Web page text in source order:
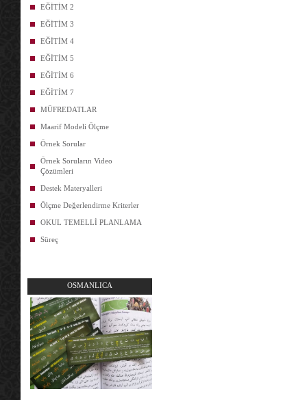
EĞİTİM 2
EĞİTİM 3
EĞİTİM 4
EĞİTİM 5
EĞİTİM 6
EĞİTİM 7
MÜFREDATLAR
Maarif Modeli Ölçme
Örnek Sorular
Örnek Soruların Video
Çözümleri
Destek Materyalleri
Ölçme Değerlendirme Kriterler
OKUL TEMELLİ PLANLAMA
Süreç
OSMANLICA